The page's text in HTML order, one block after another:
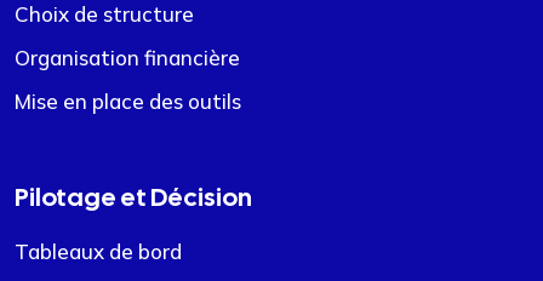
Choix de structure
Organisation financière
Mise en place des outils
Pilotage et Décision
Tableaux de bord